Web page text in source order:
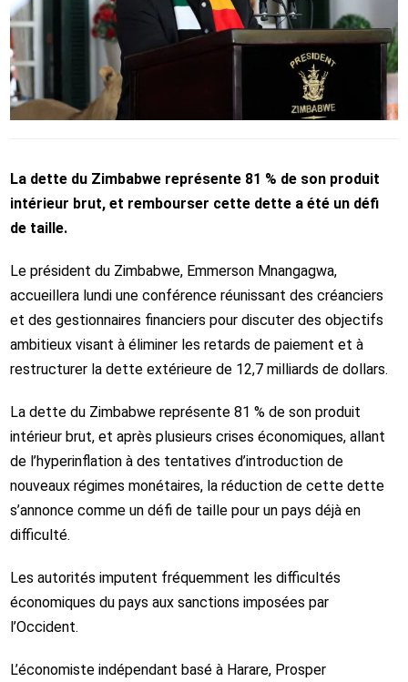
La dette du Zimbabwe représente 81 % de son produit
intérieur brut, et rembourser cette dette a été un défi
de taille.
Le président du Zimbabwe, Emmerson Mnangagwa,
accueillera lundi une conférence réunissant des créanciers
et des gestionnaires financiers pour discuter des objectifs
ambitieux visant à éliminer les retards de paiement et à
restructurer la dette extérieure de 12,7 milliards de dollars.
La dette du Zimbabwe représente 81 % de son produit
intérieur brut, et après plusieurs crises économiques, allant
de l’hyperinflation à des tentatives d’introduction de
nouveaux régimes monétaires, la réduction de cette dette
s’annonce comme un défi de taille pour un pays déjà en
difficulté.
Les autorités imputent fréquemment les difficultés
économiques du pays aux sanctions imposées par
l’Occident.
L’économiste indépendant basé à Harare, Prosper